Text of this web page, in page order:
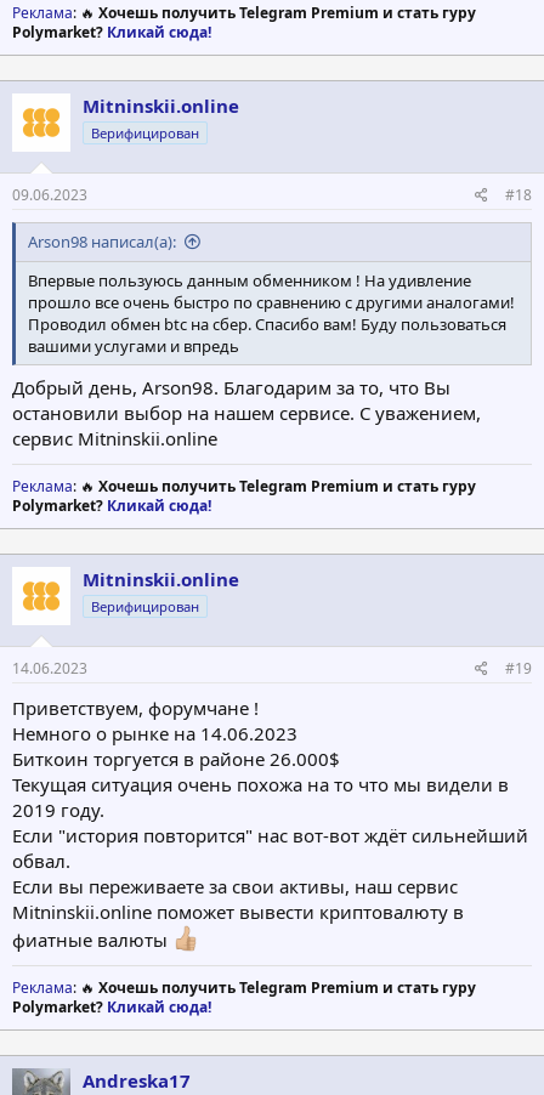
Реклама: 🔥 Хочешь получить Telegram Premium и стать гуру
Polymarket? Кликай сюда!
Mitninskii.online
Верифицирован
09.06.2023 #18
Arson98 написал(а):
Впервые пользуюсь данным обменником ! На удивление
прошло все очень быстро по сравнению с другими аналогами!
Проводил обмен btc на сбер. Спасибо вам! Буду пользоваться
вашими услугами и впредь
Добрый день, Arson98. Благодарим за то, что Вы
остановили выбор на нашем сервисе. С уважением,
сервис Mitninskii.online
Реклама: 🔥 Хочешь получить Telegram Premium и стать гуру
Polymarket? Кликай сюда!
Mitninskii.online
Верифицирован
14.06.2023 #19
Приветствуем, форумчане !
Немного о рынке на 14.06.2023
Биткоин торгуется в районе 26.000$
Текущая ситуация очень похожа на то что мы видели в
2019 году.
Если "история повторится" нас вот-вот ждёт сильнейший
обвал.
Если вы переживаете за свои активы, наш сервис
Mitninskii.online поможет вывести криптовалюту в
фиатные валюты
Реклама: 🔥 Хочешь получить Telegram Premium и стать гуру
Polymarket? Кликай сюда!
Andreska17